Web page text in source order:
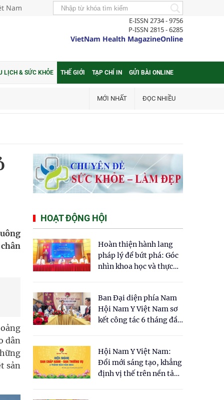
Nam
E-ISSN 2734 - 9756
P-ISSN 2815 - 6285
VietNam Health MagazineOnline
LỊCH & SỨC KHỎE THẾ GIỚI TẠP CHÍ IN GỬI BÀI ONLINE
MỚI NHẤT ĐỌC NHIỀU
dân
sản
HOẠT ĐỘNG HỘI
Hoàn thiện hành lang
pháp lý để bứt phá: Góc
nhìn khoa học và thực
cho Luật Y dược cổ
truyền Việt Nam"
Ban Đại diện phía Nam
Hội Nam Y Việt Nam sơ
kết công tác 6 tháng đầu
Hội Nam Y Việt Nam:
Đổi mới sáng tạo, khẳng
định vị thế trên nền tảng